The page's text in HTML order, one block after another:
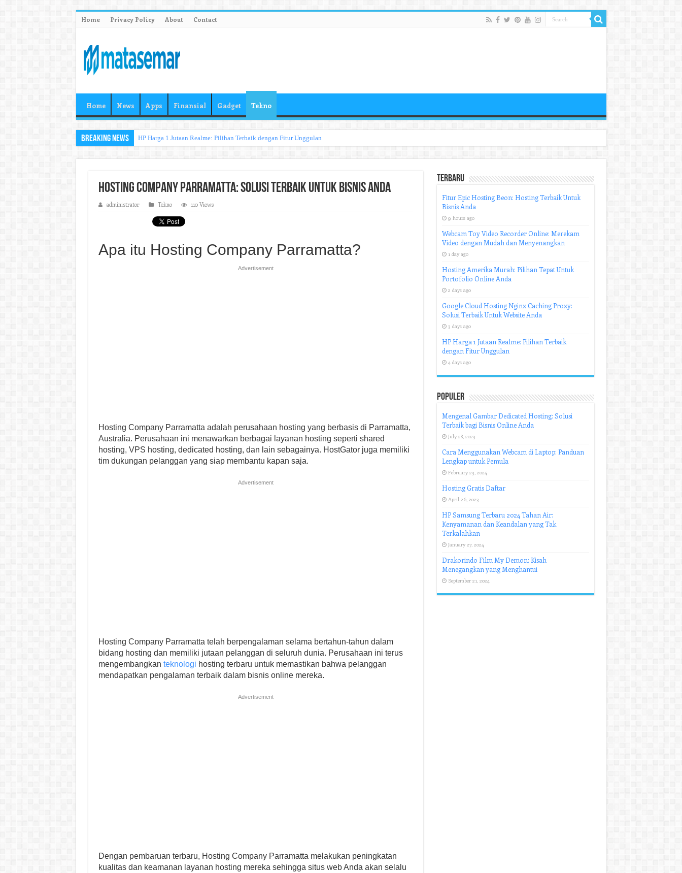
Home Privacy Policy About Contact
Home News Apps Finansial Gadget Tekno
Breaking News HP Harga 1 Jutaan Realme: Pilihan Terbaik dengan Fitur Unggulan
Hosting Company Parramatta: Solusi Terbaik Untuk Bisnis Anda
administrator Tekno 110 Views
Apa itu Hosting Company Parramatta?
Advertisement
Hosting Company Parramatta adalah perusahaan hosting yang berbasis di Parramatta,
Australia. Perusahaan ini menawarkan berbagai layanan hosting seperti shared
hosting, VPS hosting, dedicated hosting, dan lain sebagainya. HostGator juga memiliki
tim dukungan pelanggan yang siap membantu kapan saja.
Advertisement
Hosting Company Parramatta telah berpengalaman selama bertahun-tahun dalam
bidang hosting dan memiliki jutaan pelanggan di seluruh dunia. Perusahaan ini terus
mengembangkan teknologi hosting terbaru untuk memastikan bahwa pelanggan
mendapatkan pengalaman terbaik dalam bisnis online mereka.
Advertisement
Dengan pembaruan terbaru, Hosting Company Parramatta melakukan peningkatan
kualitas dan keamanan layanan hosting mereka sehingga situs web Anda akan selalu
Terbaru
Fitur Epic Hosting Beon: Hosting Terbaik Untuk
Bisnis Anda
9 hours ago
Webcam Toy Video Recorder Online: Merekam
Video dengan Mudah dan Menyenangkan
1 day ago
Hosting Amerika Murah: Pilihan Tepat Untuk
Portofolio Online Anda
2 days ago
Google Cloud Hosting Nginx Caching Proxy:
Solusi Terbaik Untuk Website Anda
3 days ago
HP Harga 1 Jutaan Realme: Pilihan Terbaik
dengan Fitur Unggulan
4 days ago
Populer
Mengenal Gambar Dedicated Hosting: Solusi
Terbaik bagi Bisnis Online Anda
July 28, 2023
Cara Menggunakan Webcam di Laptop: Panduan
Lengkap untuk Pemula
February 23, 2024
Hosting Gratis Daftar
April 26, 2023
HP Samsung Terbaru 2024 Tahan Air:
Kenyamanan dan Keandalan yang Tak
Terkalahkan
January 27, 2024
Drakorindo Film My Demon: Kisah
Menegangkan yang Menghantui
September 21, 2024